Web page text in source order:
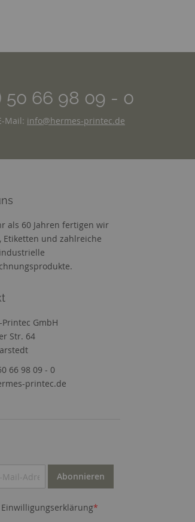
50 66 98 09 - 0
Mail: info@hermes-printec.de
als 60 Jahren fertigen wir
Etiketten und zahlreiche
GmbH
Str. 64
66 98 09 - 0
printec.de
Abonnieren
*